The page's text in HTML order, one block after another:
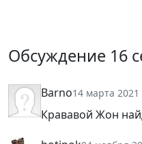
Обсуждение 16
Barno14 марта 2021
Крававой Жон